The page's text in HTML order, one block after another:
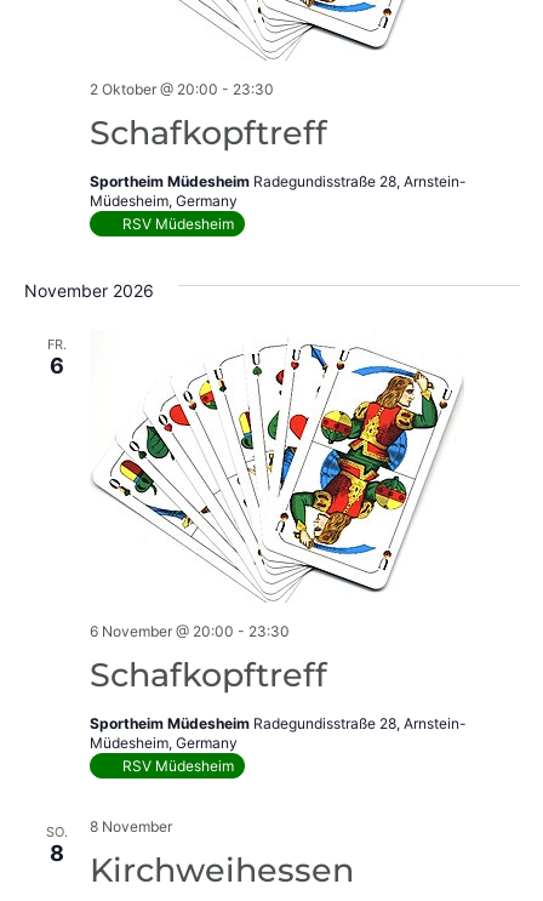
Schafkopftreff
2 Oktober @ 20:00 - 23:30
Sportheim Müdesheim Radegundisstraße 28, Arnstein-
Müdesheim, Germany
RSV Müdesheim
November 2026
FR.
6
Schafkopftreff
6 November @ 20:00 - 23:30
Sportheim Müdesheim Radegundisstraße 28, Arnstein-
Müdesheim, Germany
RSV Müdesheim
SO.
8 Kirchweihessen
8 November